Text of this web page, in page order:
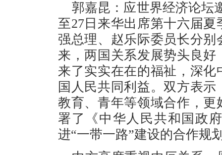
郭嘉昆：应世界经济论坛
至27日来华出席第十六届
强总理、赵乐际委员长分
来，两国关系发展势头良
来了实实在在的福祉，深
国人民共同利益。双方表
教育、青年等领域合作，
署了《中华人民共和国政
进“一带一路”建设的合作规